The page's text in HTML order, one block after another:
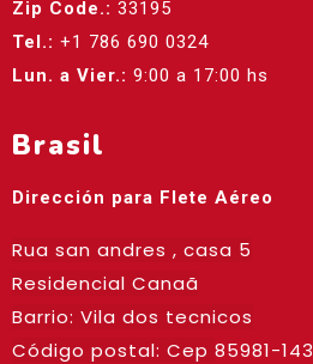
Zip Code.: 33195
Tel.: +1 786 690 0324
Lun. a Vier.: 9:00 a 17:00 hs
Brasil
Dirección para Flete Aéreo
Rua san andres , casa 5
Residencial Canaã
Barrio: Vila dos tecnicos
Código postal: Cep 85981-143